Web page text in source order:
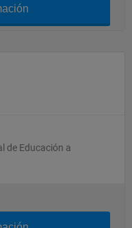
de Educación a